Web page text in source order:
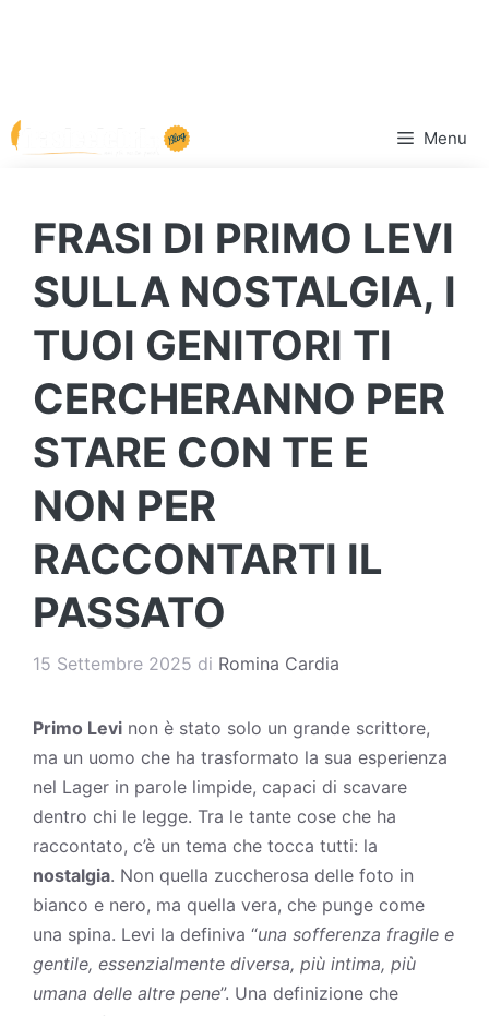
Vai
al
Menu
FRASI DI PRIMO LEVI
SULLA NOSTALGIA, I
TUOI GENITORI TI
CERCHERANNO PER
STARE CON TE E
NON PER
RACCONTARTI IL
PASSATO
15 Settembre 2025 di Romina Cardia
Primo Levi non è stato solo un grande scrittore,
ma un uomo che ha trasformato la sua esperienza
nel Lager in parole limpide, capaci di scavare
dentro chi le legge. Tra le tante cose che ha
raccontato, c’è un tema che tocca tutti: la
nostalgia. Non quella zuccherosa delle foto in
bianco e nero, ma quella vera, che punge come
una spina. Levi la definiva “una sofferenza fragile e
gentile, essenzialmente diversa, più intima, più
umana delle altre pene”. Una definizione che